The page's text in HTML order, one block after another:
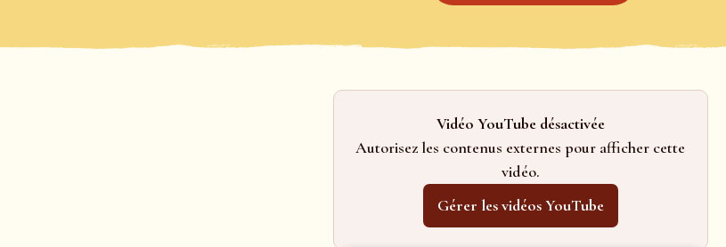
Vidéo YouTube désactivée
Autorisez les contenus externes pour afficher cette
vidéo.
Gérer les vidéos YouTube